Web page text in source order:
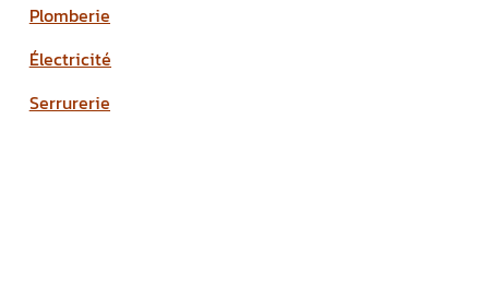
Plomberie
Électricité
Serrurerie